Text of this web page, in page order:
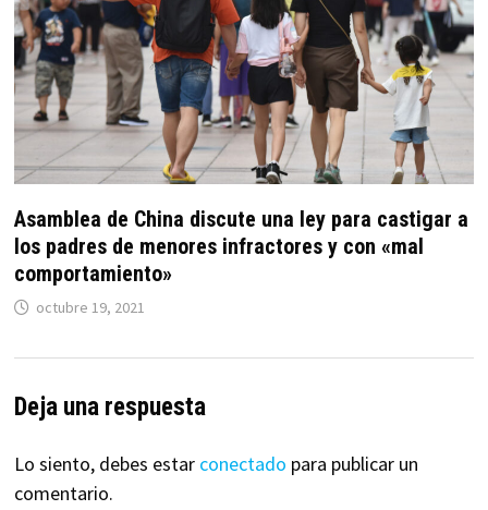
Asamblea de China discute una ley para castigar a
los padres de menores infractores y con «mal
comportamiento»
octubre 19, 2021
Deja una respuesta
Lo siento, debes estar conectado para publicar un
comentario.